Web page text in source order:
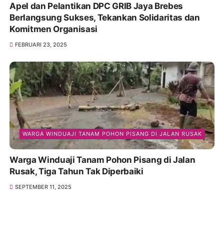
Apel dan Pelantikan DPC GRIB Jaya Brebes
Berlangsung Sukses, Tekankan Solidaritas dan
Komitmen Organisasi
FEBRUARI 23, 2025
WARGA WINDUAJI TANAM POHON PISANG DI JALAN RUSAK
Warga Winduaji Tanam Pohon Pisang di Jalan
Rusak, Tiga Tahun Tak Diperbaiki
SEPTEMBER 11, 2025